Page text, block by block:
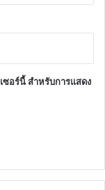
ซอร์นี้ สำหรับการแสดง